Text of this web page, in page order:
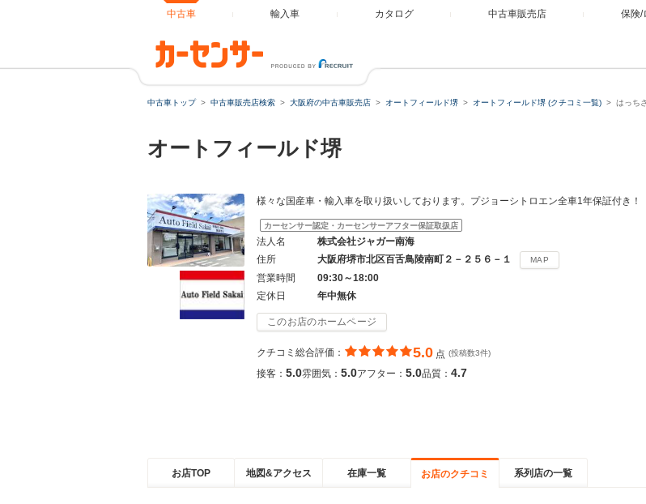
中古車 輸入車 カタログ 中古車販売店 保険/
中古車トップ 中古車販売店検索 大阪府の中古車販売店 オートフィールド堺 オートフィールド堺 (クチコミ一覧) はっち
オートフィールド堺
様々な国産車・輸入車を取り扱いしております。プジョーシトロエン全車1年保証付き！
カーセンサー認定・カーセンサーアフター保証取扱店
法人名
株式会社ジャガー南海
住所
大阪府堺市北区百舌鳥陵南町２－２５６－１ MAP
営業時間
09:30～18:00
定休日
年中無休
このお店のホームページ
クチコミ総合評価： 5.0 点 (投稿数3件)
接客： 5.0雰囲気： 5.0アフター： 5.0品質： 4.7
お店TOP 地図&アクセス 在庫一覧 お店のクチコミ 系列店の一覧